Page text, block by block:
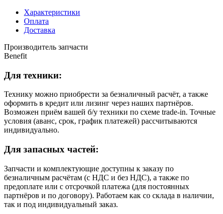
Характеристики
Оплата
Доставка
Производитель запчасти
Benefit
Для техники:
Технику можно приобрести за безналичный расчёт, а также
оформить в кредит или лизинг через наших партнёров.
Возможен приём вашей б/у техники по схеме trade-in. Точные
условия (аванс, срок, график платежей) рассчитываются
индивидуально.
Для запасных частей:
Запчасти и комплектующие доступны к заказу по
безналичным расчётам (с НДС и без НДС), а также по
предоплате или с отсрочкой платежа (для постоянных
партнёров и по договору). Работаем как со склада в наличии,
так и под индивидуальный заказ.